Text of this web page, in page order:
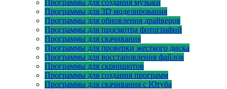
Программы для создания музыки
Программы для 3D моделирования
Программы для обновления драйверов
Программы для просмотра фотографий
Программы для скачивания
Программы для проверки жесткого диска
Программы для восстановления файлов
Программы для скриншотов
Программы для создания программ
Программы для скачивания с Ютуба